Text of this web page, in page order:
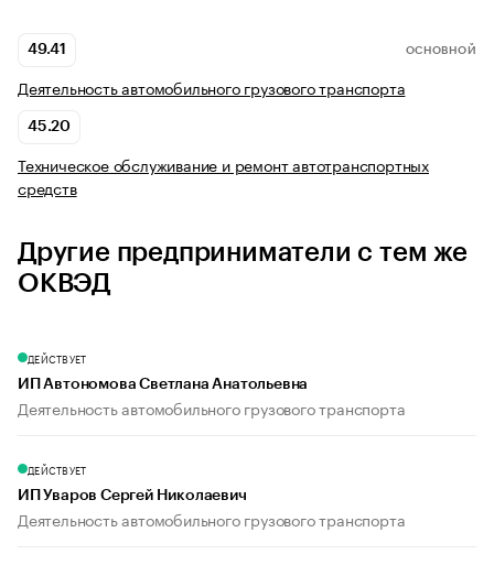
49.41 ОСНОВНОЙ
Деятельность автомобильного грузового транспорта
45.20
Техническое обслуживание и ремонт автотранспортных
средств
Другие предприниматели с тем же
ОКВЭД
ДЕЙСТВУЕТ
ИП Автономова Светлана Анатольевна
Деятельность автомобильного грузового транспорта
ДЕЙСТВУЕТ
ИП Уваров Сергей Николаевич
Деятельность автомобильного грузового транспорта